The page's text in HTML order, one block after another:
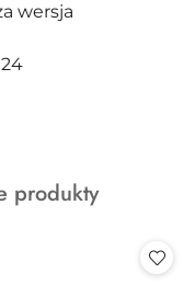
wersja
24
produkty